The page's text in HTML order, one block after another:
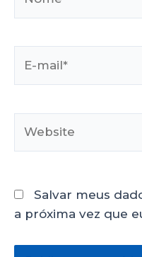
Salvar meus
a próxima vez que